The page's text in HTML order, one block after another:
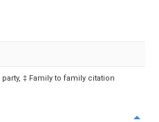
‡ Family to family citation